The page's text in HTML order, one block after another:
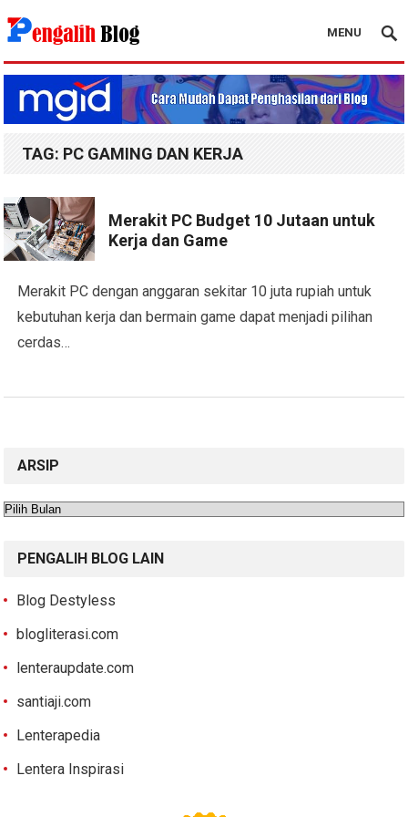
Pengalih Blog
MENU
TAG: PC GAMING DAN KERJA
Merakit PC Budget 10 Jutaan untuk
Kerja dan Game
Merakit PC dengan anggaran sekitar 10 juta rupiah untuk
kebutuhan kerja dan bermain game dapat menjadi pilihan
cerdas…
ARSIP
Arsip
PENGALIH BLOG LAIN
Blog Destyless
blogliterasi.com
lenteraupdate.com
santiaji.com
Lenterapedia
Lentera Inspirasi